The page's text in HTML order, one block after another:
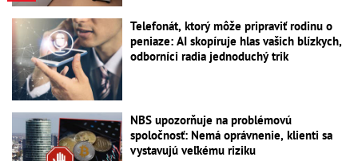
Telefonát, ktorý môže pripraviť rodinu o
peniaze: AI skopíruje hlas vašich blízkych,
odborníci radia jednoduchý trik
NBS upozorňuje na problémovú
spoločnosť: Nemá oprávnenie, klienti sa
vystavujú veľkému riziku